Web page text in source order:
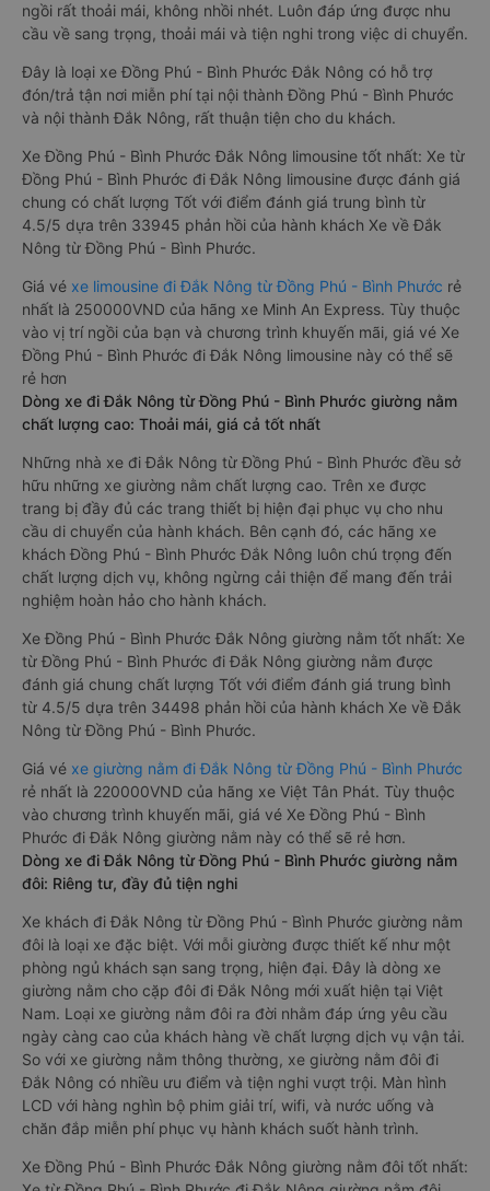
ngồi rất thoải mái, không nhồi nhét. Luôn đáp ứng được nhu
cầu về sang trọng, thoải mái và tiện nghi trong việc di chuyển.
Đây là loại xe Đồng Phú - Bình Phước Đắk Nông có hỗ trợ
đón/trả tận nơi miễn phí tại nội thành Đồng Phú - Bình Phước
và nội thành Đắk Nông, rất thuận tiện cho du khách.
Xe Đồng Phú - Bình Phước Đắk Nông limousine tốt nhất: Xe từ
Đồng Phú - Bình Phước đi Đắk Nông limousine được đánh giá
chung có chất lượng Tốt với điểm đánh giá trung bình từ
4.5/5 dựa trên 33945 phản hồi của hành khách Xe về Đắk
Nông từ Đồng Phú - Bình Phước.
Giá vé xe limousine đi Đắk Nông từ Đồng Phú - Bình Phước rẻ
nhất là 250000VND của hãng xe Minh An Express. Tùy thuộc
vào vị trí ngồi của bạn và chương trình khuyến mãi, giá vé Xe
Đồng Phú - Bình Phước đi Đắk Nông limousine này có thể sẽ
rẻ hơn
Dòng xe đi Đắk Nông từ Đồng Phú - Bình Phước giường nằm
chất lượng cao: Thoải mái, giá cả tốt nhất
Những nhà xe đi Đắk Nông từ Đồng Phú - Bình Phước đều sở
hữu những xe giường nằm chất lượng cao. Trên xe được
trang bị đầy đủ các trang thiết bị hiện đại phục vụ cho nhu
cầu di chuyển của hành khách. Bên cạnh đó, các hãng xe
khách Đồng Phú - Bình Phước Đắk Nông luôn chú trọng đến
chất lượng dịch vụ, không ngừng cải thiện để mang đến trải
nghiệm hoàn hảo cho hành khách.
Xe Đồng Phú - Bình Phước Đắk Nông giường nằm tốt nhất: Xe
từ Đồng Phú - Bình Phước đi Đắk Nông giường nằm được
đánh giá chung chất lượng Tốt với điểm đánh giá trung bình
từ 4.5/5 dựa trên 34498 phản hồi của hành khách Xe về Đắk
Nông từ Đồng Phú - Bình Phước.
Giá vé xe giường nằm đi Đắk Nông từ Đồng Phú - Bình Phước
rẻ nhất là 220000VND của hãng xe Việt Tân Phát. Tùy thuộc
vào chương trình khuyến mãi, giá vé Xe Đồng Phú - Bình
Phước đi Đắk Nông giường nằm này có thể sẽ rẻ hơn.
Dòng xe đi Đắk Nông từ Đồng Phú - Bình Phước giường nằm
đôi: Riêng tư, đầy đủ tiện nghi
Xe khách đi Đắk Nông từ Đồng Phú - Bình Phước giường nằm
đôi là loại xe đặc biệt. Với mỗi giường được thiết kế như một
phòng ngủ khách sạn sang trọng, hiện đại. Đây là dòng xe
giường nằm cho cặp đôi đi Đắk Nông mới xuất hiện tại Việt
Nam. Loại xe giường nằm đôi ra đời nhằm đáp ứng yêu cầu
ngày càng cao của khách hàng về chất lượng dịch vụ vận tải.
So với xe giường nằm thông thường, xe giường nằm đôi đi
Đắk Nông có nhiều ưu điểm và tiện nghi vượt trội. Màn hình
LCD với hàng nghìn bộ phim giải trí, wifi, và nước uống và
chăn đắp miễn phí phục vụ hành khách suốt hành trình.
Xe Đồng Phú - Bình Phước Đắk Nông giường nằm đôi tốt nhất: